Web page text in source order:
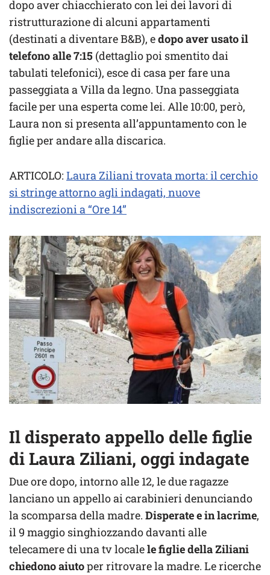
dopo aver chiacchierato con lei dei lavori di
ristrutturazione di alcuni appartamenti
(destinati a diventare B&B), edopo aver usato il
telefono alle 7:15 (dettaglio poi smentito dai
tabulati telefonici), esce di casa per fare una
passeggiata a Villa da legno. Una passeggiata
facile per una esperta come lei. Alle 10:00, però,
Laura non si presenta all’appuntamento con le
figlie per andare alla discarica.
ARTICOLO: Laura Ziliani trovata morta: il cerchio
si stringe attorno agli indagati, nuove
indiscrezioni a “Ore 14”
Il disperato appello delle figlie
di Laura Ziliani, oggi indagate
Due ore dopo, intorno alle 12, le due ragazze
lanciano un appello ai carabinieri denunciando
la scomparsa della madre. Disperate e in lacrime,
il 9 maggio singhiozzando davanti alle
telecamere di una tv localele figlie della Ziliani
chiedono aiutoper ritrovare la madre. Le ricerche